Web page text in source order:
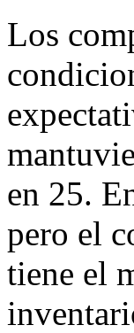
Los
en 25.
pero el
tiene el